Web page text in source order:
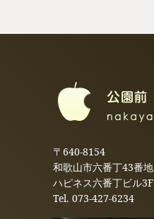
〒640-8154
和歌山市六番丁43番地
ハピネス六番丁ビル3F
Tel.073-427-6234